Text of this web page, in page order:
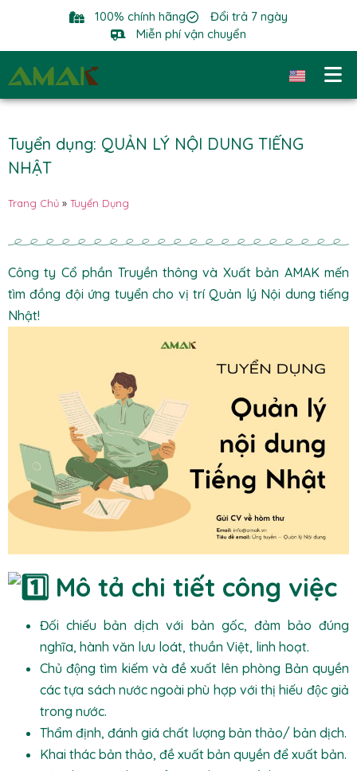
100% chính hãng
Đổi trả 7 ngày
Miễn phí vận chuyển
Tuyển dụng: QUẢN LÝ NỘI DUNG TIẾNG
NHẬT
Trang Chủ » Tuyển Dụng
Công ty Cổ phần Truyền thông và Xuất bản AMAK mến
tìm đồng đội ứng tuyển cho vị trí Quản lý Nội dung tiếng
Nhật!
Mô tả chi tiết công việc
Đối chiếu bản dịch với bản gốc, đảm bảo đúng
nghĩa, hành văn lưu loát, thuần Việt, linh hoạt.
Chủ động tìm kiếm và đề xuất lên phòng Bản quyền
các tựa sách nước ngoài phù hợp với thị hiếu độc giả
trong nước.
Thẩm định, đánh giá chất lượng bản thảo/ bản dịch.
Khai thác bản thảo, đề xuất bản quyền để xuất bản.